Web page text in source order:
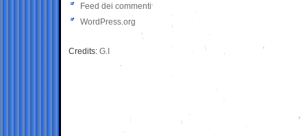
Feed dei commenti
WordPress.org
Credits: G.I